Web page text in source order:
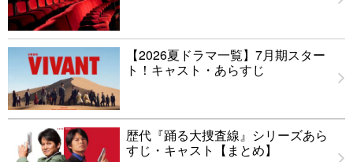
【2026夏ドラマ一覧】7月期スター
ト！キャスト・あらすじ
歴代『踊る大捜査線』シリーズあら
すじ・キャスト【まとめ】